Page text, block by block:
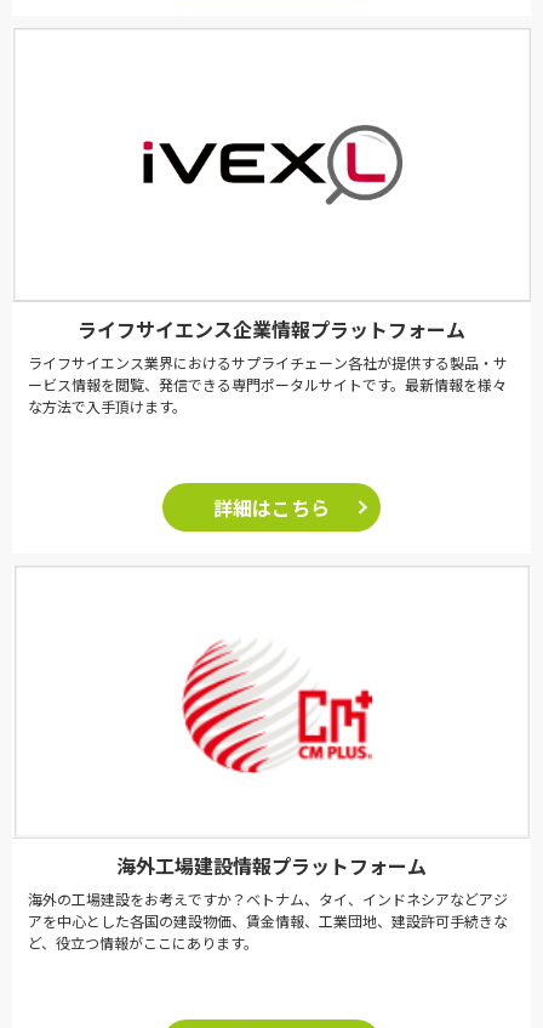
ライフサイエンス企業情報プラットフォーム
ライフサイエンス業界におけるサプライチェーン各社が提供する製品・サ
ービス情報を閲覧、発信できる専門ポータルサイトです。最新情報を様々
な方法で入手頂けます。
詳細はこちら
海外工場建設情報プラットフォーム
海外の工場建設をお考えですか？ベトナム、タイ、インドネシアなどアジ
アを中心とした各国の建設物価、賃金情報、工業団地、建設許可手続きな
ど、役立つ情報がここにあります。